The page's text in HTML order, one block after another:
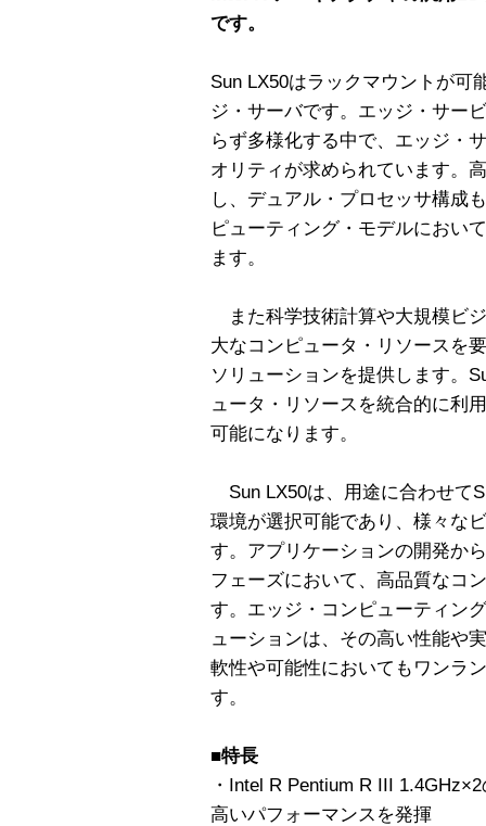
です。
Sun LX50はラックマウントが可
ジ・サーバです。エッジ・サー
らず多様化する中で、エッジ・
オリティが求められています。
し、デュアル・プロセッサ構成
ピューティング・モデルにおい
ます。
また科学技術計算や大規模ビ
大なコンピュータ・リソースを
ソリューションを提供します。
ュータ・リソースを統合的に利
可能になります。
Sun LX50は、用途に合わせて
環境が選択可能であり、様々な
す。アプリケーションの開発か
フェーズにおいて、高品質なコ
す。エッジ・コンピューティン
ューションは、その高い性能や
軟性や可能性においてもワンラ
す。
■特長
・Intel R Pentium R III
高いパフォーマンスを発揮